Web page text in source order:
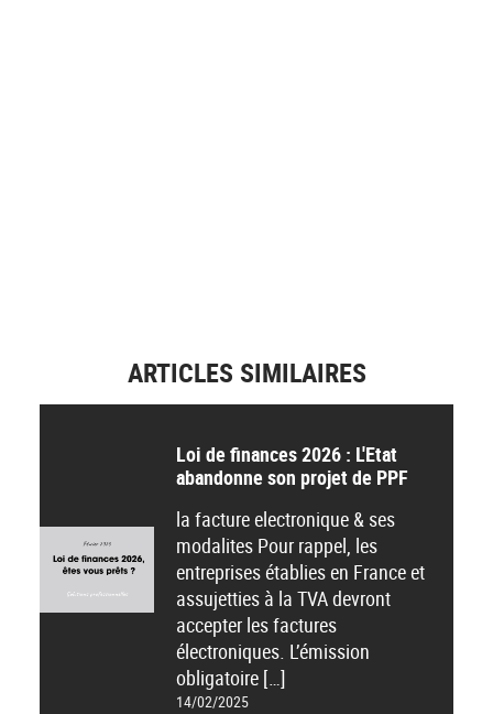
ARTICLES SIMILAIRES
Loi de finances 2026 : L'Etat
abandonne son projet de PPF
la facture electronique & ses
modalites Pour rappel, les
entreprises établies en France et
assujetties à la TVA devront
accepter les factures
électroniques. L’émission
obligatoire […]
14/02/2025